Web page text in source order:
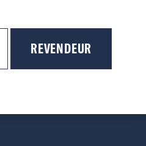
REVENDEUR